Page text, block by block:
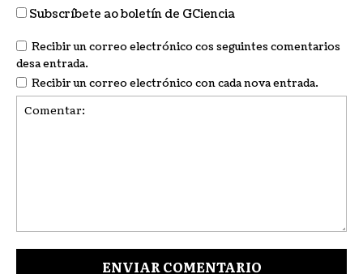
Subscríbete ao boletín de GCiencia
Recibir un correo electrónico cos seguintes comentarios
desa entrada.
Recibir un correo electrónico con cada nova entrada.